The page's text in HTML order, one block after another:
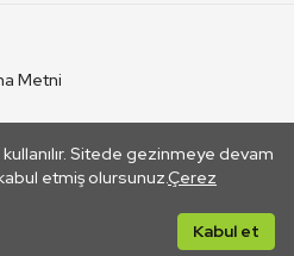
Sitede gezinmeye devam
etmiş olursunuz.Çerez
Kabul et
Metni
Bağlantı yoluyla gidilen dış